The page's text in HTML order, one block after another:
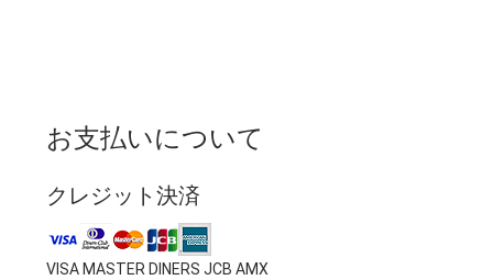
お支払いについて
クレジット決済
VISA MASTER DINERS JCB AMX